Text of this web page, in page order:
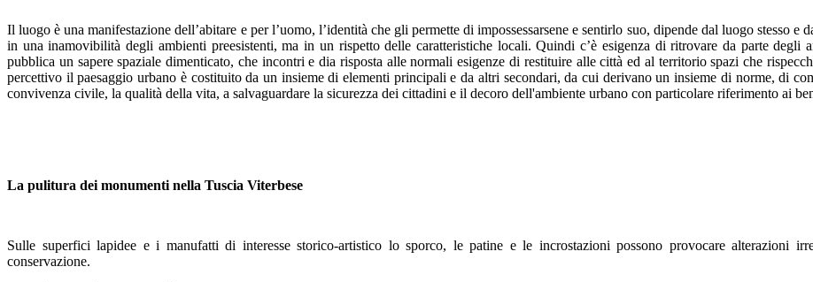
Il luogo è una manifestazione dell’abitare e per l’uomo, l’identità che gli permette di impossessarsene e sentirlo suo, dipende dal luogo stesso e
in una inamovibilità degli ambienti preesistenti, ma in un rispetto delle caratteristiche locali.Quindi c’è esigenza di ritrovare da parte degli
pubblica un sapere spaziale dimenticato, che incontri e dia risposta alle normali esigenze di restituire alle città ed al territorio spazi che
percettivo il paesaggio urbano è costituito da un insieme di elementi principali e da altri secondari, da cui derivano un insieme di norme, di
convivenza civile, la qualità della vita, a salvaguardare la sicurezza dei cittadini e il decoro dell'ambiente urbano con particolare riferimento ai
La pulitura dei monumenti nella Tuscia Viterbese
Sulle superfici lapidee e i manufatti di interesse storico-artistico lo sporco, le patine e le incrostazioni possono provocare alterazioni
conservazione.